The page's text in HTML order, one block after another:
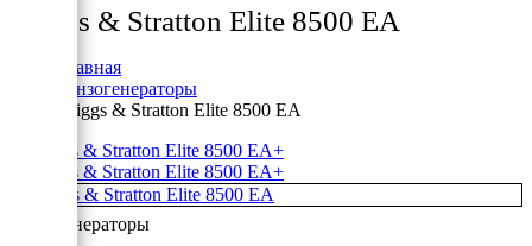
Briggs & Stratton Elite 8500 EA
Главная
Бензогенераторы
Briggs & Stratton Elite 8500 EA
+
+
Бензогенераторы